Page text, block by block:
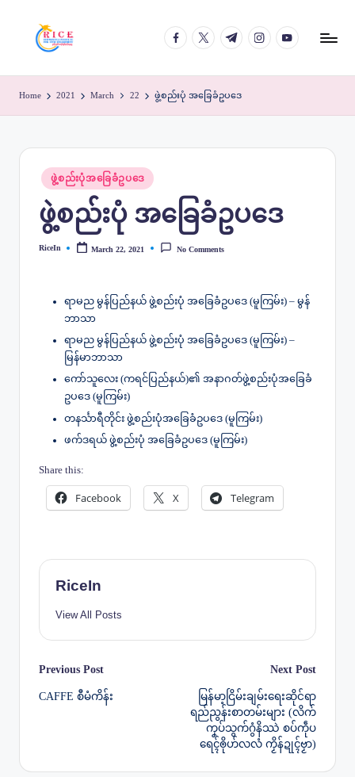
facebook.com
twitter.com
t.me instagram.com
youtube.com
Home 2021 March 22 ဖွဲ့စည်းပုံ အခြေခံဥပဒေ
Posted
in
ဖွဲ့စည်းပုံအခြေခံဥပဒေ
ဖွဲ့စည်းပုံ အခြေခံဥပဒေ
Posted
RiceIn March 22, 2021 No Comments
ရာမည မွန်ပြည်နယ် ဖွဲ့စည်းပုံ အခြေခံဥပဒေ (မူကြမ်း) – မွန်
ဘာသာ
ရာမည မွန်ပြည်နယ် ဖွဲ့စည်းပုံ အခြေခံဥပဒေ (မူကြမ်း) –
မြန်မာဘာသာ
ကော်သူလေး (ကရင်ပြည်နယ်)၏ အနာဂတ်ဖွဲ့စည်းပုံအခြေခံ
ဥပဒေ (မူကြမ်း)
တနင်္သာရီတိုင်း ဖွဲ့စည်းပုံအခြေခံဥပဒေ (မူကြမ်း)
ဖက်ဒရယ် ဖွဲ့စည်းပုံ အခြေခံဥပဒေ (မူကြမ်း)
Share this:
Facebook X Telegram
RiceIn
View All Posts
Post
navigation
Previous Post
CAFFE စီမံကိန်း
Next Post
မြန်မာ့ငြိမ်းချမ်းရေးဆိုင်ရာ
ရည်ညွန်းစာတမ်းများ (လိက်
ကၞပ်သွက်ဂွံနိဿဲ စပ်ကဵုပ
ရေၚ်ၜိုဟ်လလံ ကၟိန်ဍုၚ်ဗၟာ)